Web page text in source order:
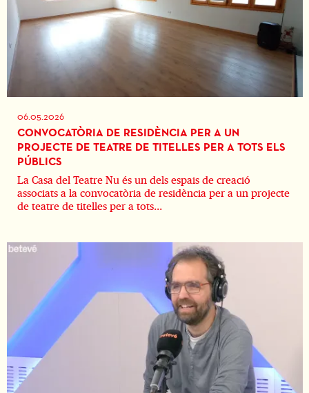
06.05.2026
CONVOCATÒRIA DE RESIDÈNCIA PER A UN
PROJECTE DE TEATRE DE TITELLES PER A TOTS ELS
PÚBLICS
La Casa del Teatre Nu és un dels espais de creació
associats a la convocatòria de residència per a un projecte
de teatre de titelles per a tots...